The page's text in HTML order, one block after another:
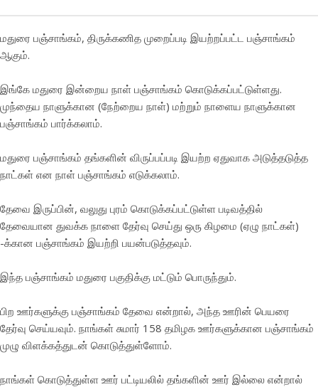
மதுரை பஞ்சாங்கம், திருக்கணித முறைப்படி இயற்றப்பட்ட பஞ்சாங்கம்
ஆகும்.
இங்கே மதுரை இன்றைய நாள் பஞ்சாங்கம் கொடுக்கப்பட்டுள்ளது.
முந்தைய நாளுக்கான (நேற்றைய நாள்) மற்றும் நாளைய நாளுக்கான
பஞ்சாங்கம் பார்க்கலாம்.
மதுரை பஞ்சாங்கம் தங்களின் விருப்பப்படி இயற்ற ஏதுவாக அடுத்தடுத்த
நாட்கள் என நாள் பஞ்சாங்கம் எடுக்கலாம்.
தேவை இருப்பின், வலுது புரம் கொடுக்கப்பட்டுள்ள படிவத்தில்
தேவையான துவக்க நாளை தேர்வு செய்து ஒரு கிழமை (ஏழு நாட்கள்)
-க்கான பஞ்சாங்கம் இயற்றி பயன்படுத்தவும்.
இந்த பஞ்சாங்கம் மதுரை பகுதிக்கு மட்டும் பொருந்தும்.
பிற ஊர்களுக்கு பஞ்சாங்கம் தேவை என்றால், அந்த ஊரின் பெயரை
தேர்வு செய்யவும். நாங்கள் சுமார் 158 தமிழக ஊர்களுக்கான பஞ்சாங்கம்
முழு விளக்கத்துடன் கொடுத்துள்ளோம்.
நாங்கள் கொடுத்துள்ள ஊர் பட்டியலில் தங்களின் ஊர் இல்லை என்றால்